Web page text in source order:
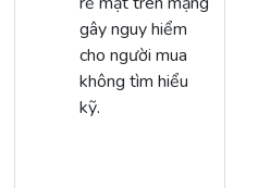
gây nguy hiểm
cho người mua
không tìm hiểu
kỹ.